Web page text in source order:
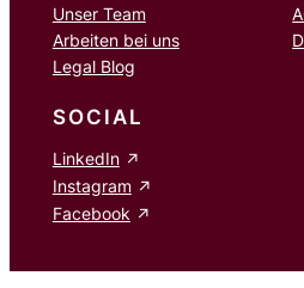
Unser Team
Arbeiten bei uns
Legal Blog
SOCIAL
LinkedIn
Instagram
Facebook